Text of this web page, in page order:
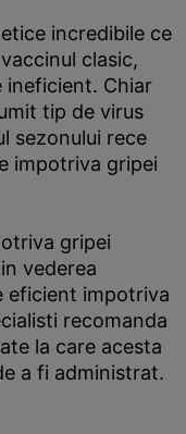
incredibile ce
clasic,
ineficient. Chiar
tip de virus
sezonului rece
impotriva gripei
gripei
vederea
eficient impotriva
recomanda
la care acesta
a fi administrat.